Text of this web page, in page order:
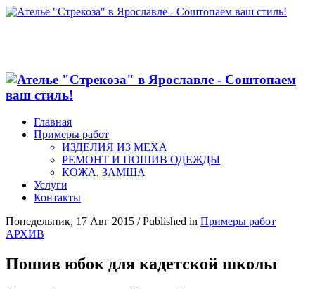
Главная
Примеры работ
ИЗДЕЛИЯ ИЗ МЕХА
РЕМОНТ И ПОШИВ ОДЕЖДЫ
КОЖА, ЗАМША
Услуги
Контакты
Понедельник, 17 Авг 2015 /Published in Примеры работ
АРХИВ
Пошив юбок для кадетской школы